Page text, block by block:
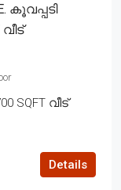
കൂവപ്പടി
SQFT വീട്
Details